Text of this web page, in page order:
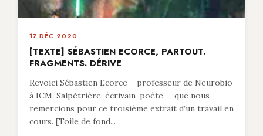
17 DÉC 2020
[TEXTE] SÉBASTIEN ECORCE, PARTOUT.
FRAGMENTS. DÉRIVE
Revoici Sébastien Ecorce – professeur de Neurobio
à ICM, Salpètrière, écrivain-poète –, que nous
remercions pour ce troisième extrait d’un travail en
cours. [Toile de fond...